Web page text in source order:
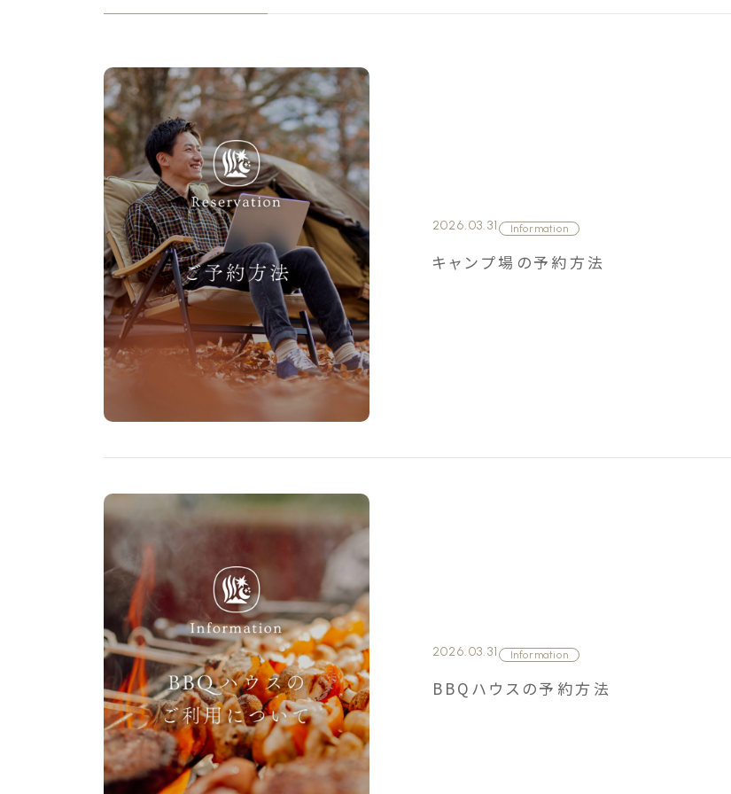
2026.03.31 Information
キャンプ場の予約方法
2026.03.31 Information
BBQハウスの予約方法